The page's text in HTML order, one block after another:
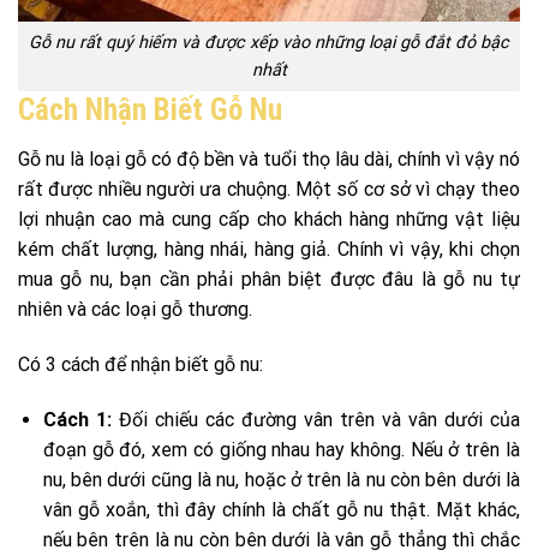
Gỗ nu rất quý hiếm và được xếp vào những loại gỗ đắt đỏ bậc
nhất
Cách Nhận Biết Gỗ Nu
Gỗ nu là loại gỗ có độ bền và tuổi thọ lâu dài, chính vì vậy nó
rất được nhiều người ưa chuộng. Một số cơ sở vì chạy theo
lợi nhuận cao mà cung cấp cho khách hàng những vật liệu
kém chất lượng, hàng nhái, hàng giả. Chính vì vậy, khi chọn
mua gỗ nu, bạn cần phải phân biệt được đâu là gỗ nu tự
nhiên và các loại gỗ thương.
Có 3 cách để nhận biết gỗ nu:
Cách 1: Đối chiếu các đường vân trên và vân dưới của
đoạn gỗ đó, xem có giống nhau hay không. Nếu ở trên là
nu, bên dưới cũng là nu, hoặc ở trên là nu còn bên dưới là
vân gỗ xoắn, thì đây chính là chất gỗ nu thật. Mặt khác,
nếu bên trên là nu còn bên dưới là vân gỗ thẳng thì chắc